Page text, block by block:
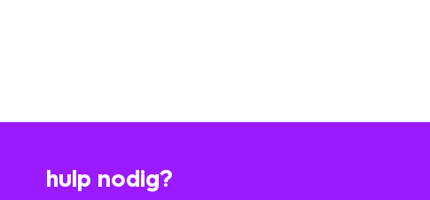
hulp nodig?